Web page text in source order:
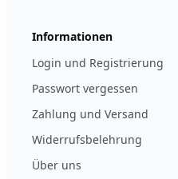
Informationen
Login und Registrierung
Passwort vergessen
Zahlung und Versand
Widerrufsbelehrung
Über uns